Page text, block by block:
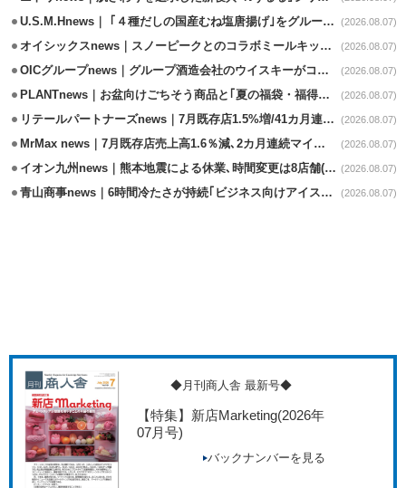
U.S.M.Hnews｜ ｢４種だしの国産むね塩唐揚げ｣をグループ610店で共同販促 (2026.08.07)
オイシックスnews｜スノーピークとのコラボミールキット8/13発売 (2026.08.07)
OICグループnews｜グループ酒造会社のウイスキーがコンペティション受賞 (2026.08.07)
PLANTnews｜お盆向けごちそう商品と｢夏の福袋・福得カート｣8/8から開催 (2026.08.07)
リテールパートナーズnews｜7月既存店1.5%増/41カ月連続増 (2026.08.07)
MrMax news｜7月既存店売上高1.6％減､2カ月連続マイナス (2026.08.07)
イオン九州news｜熊本地震による休業､時間変更は8店舗(8/7時点) (2026.08.07)
青山商事news｜6時間冷たさが持続｢ビジネス向けアイスベスト｣発売 (2026.08.07)
◆月刊商人舎 最新号◆
【特集】新店Marketing(2026年
07月号)
バックナンバーを見る